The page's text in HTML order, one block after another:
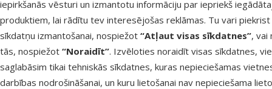
iepirkšanās vēsturi un izmantotu informāciju par iepriekš
produktiem, lai rādītu tev interesējošas reklāmas. Tu vari piekrist
sīkdatņu izmantošanai, nospiežot “Atļaut visas sīkdatnes”, vai
tās, nospiežot “Noraidīt”. Izvēloties noraidīt visas sīkdatnes,
saglabāsim tikai tehniskās sīkdatnes, kuras nepieciešamas
darbības nodrošināšanai, un kuru lietošanai nav nepieciešama
Kaķēns Pieaudzis Seniors
Pretparazītu līdzekļa veids
Aerosols